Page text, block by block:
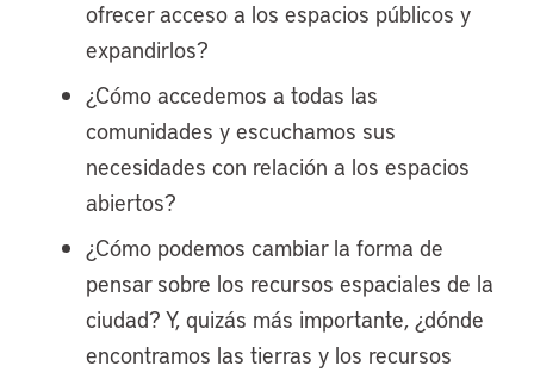
ofrecer acceso a los espacios públicos y
expandirlos?
¿Cómo accedemos a todas las
comunidades y escuchamos sus
necesidades con relación a los espacios
abiertos?
¿Cómo podemos cambiar la forma de
pensar sobre los recursos espaciales de la
ciudad? Y, quizás más importante, ¿dónde
encontramos las tierras y los recursos